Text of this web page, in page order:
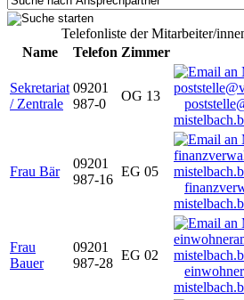
Telefonliste der Mitarbeiter/
Name
Telefon Zimmer
Sekretariat
/ Zentrale
09201
987-0
OG 13
Frau Bär
09201
987-16
EG 05
Frau
Bauer
09201
987-28
EG 02